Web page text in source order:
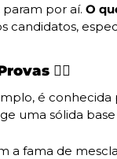
por aí. O
candidatos,
🕵️‍♂️
é
uma sólida
a fama de